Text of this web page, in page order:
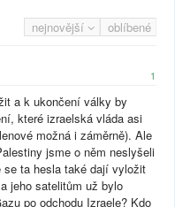
nejnovější oblíbené
1
a k ukončení války by
které izraelská vláda asi
možná i záměrně). Ale
jsme o něm neslyšeli
ta hesla také dají vyložit
jeho satelitům už bylo
po odchodu Izraele? Kdo